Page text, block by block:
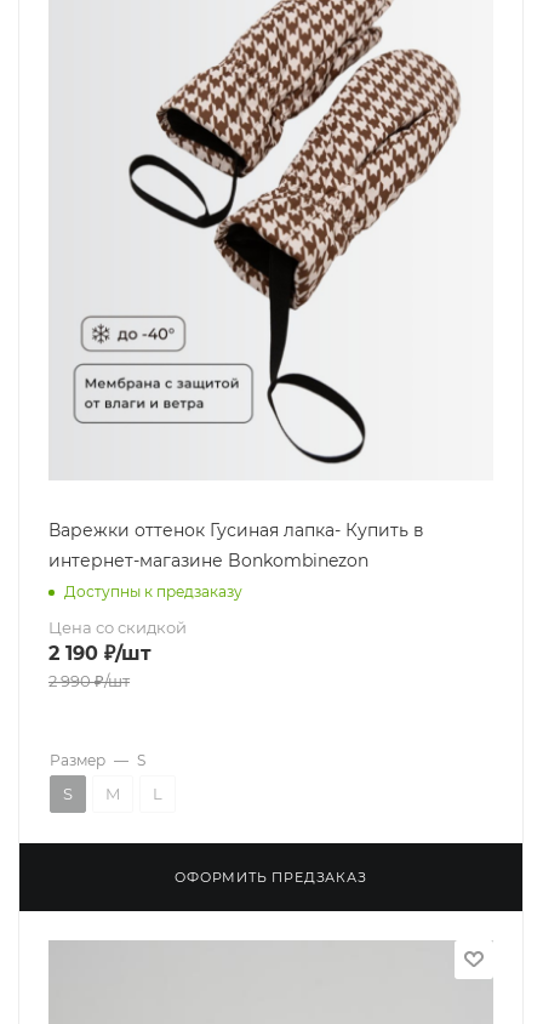
Варежки оттенок Гусиная лапка- Купить в
интернет-магазине Bonkombinezon
Доступны к предзаказу
Цена со скидкой
2 190 ₽/шт
2 990₽/шт
ОФОРМИТЬ ПРЕДЗАКАЗ
Размер — S
S M L